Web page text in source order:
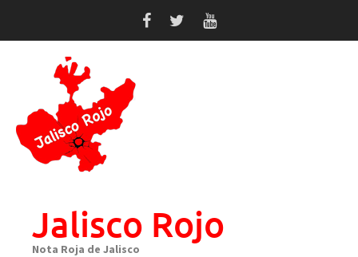
Jalisco Rojo
Nota Roja de Jalisco